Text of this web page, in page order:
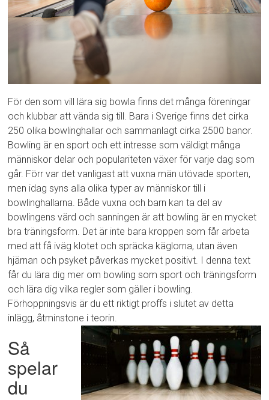
För den som vill lära sig bowla finns det många föreningar
och klubbar att vända sig till. Bara i Sverige finns det cirka
250 olika bowlinghallar och sammanlagt cirka 2500 banor.
Bowling är en sport och ett intresse som väldigt många
människor delar och populariteten växer för varje dag som
går. Förr var det vanligast att vuxna män utövade sporten,
men idag syns alla olika typer av människor till i
bowlinghallarna. Både vuxna och barn kan ta del av
bowlingens värd och sanningen är att bowling är en mycket
bra träningsform. Det är inte bara kroppen som får arbeta
med att få iväg klotet och spräcka käglorna, utan även
hjärnan och psyket påverkas mycket positivt. I denna text
får du lära dig mer om bowling som sport och träningsform
och lära dig vilka regler som gäller i bowling.
Förhoppningsvis är du ett riktigt proffs i slutet av detta
inlägg, åtminstone i teorin.
Så
spelar
du